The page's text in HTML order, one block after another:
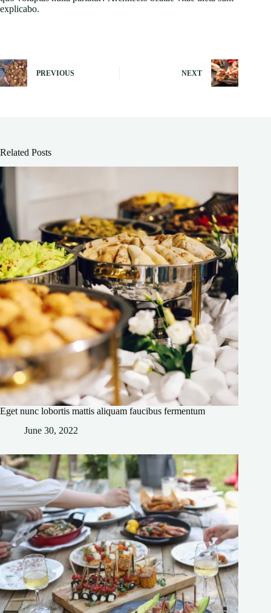
explicabo.
PREVIOUS NEXT
Related Posts
Eget nunc lobortis mattis aliquam faucibus fermentum
June 30, 2022